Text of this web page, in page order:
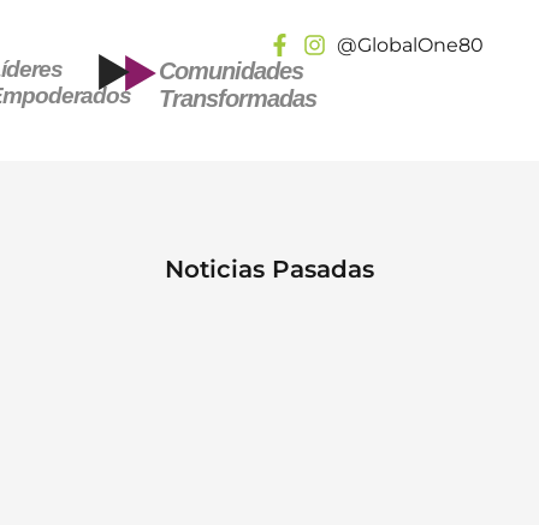
Comunidades
Transformadas
@GlobalOne80
Noticias Pasadas